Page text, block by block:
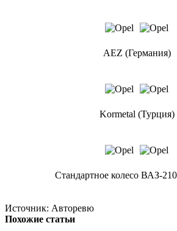
AEZ (Германия)
Kormetal (Турция)
Стандартное колесо ВАЗ-
Источник: Авторевю
Похожие статьи